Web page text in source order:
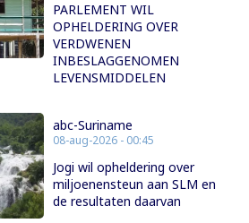
PARLEMENT WIL
OPHELDERING OVER
VERDWENEN
INBESLAGGENOMEN
LEVENSMIDDELEN
abc-Suriname
08-aug-2026 - 00:45
Jogi wil opheldering over
miljoenensteun aan SLM en
de resultaten daarvan